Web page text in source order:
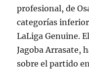
profesional, de
categorías
LaLiga Genuine.
Jagoba Arrasate,
sobre el partido